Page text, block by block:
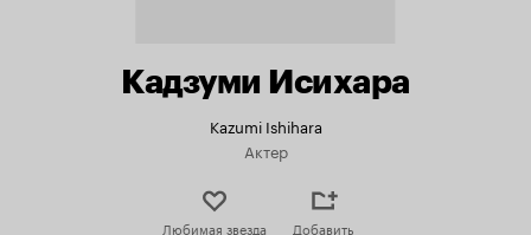
Кадзуми Исихара
Kazumi Ishihara
Актер
Любимая звезда Добавить